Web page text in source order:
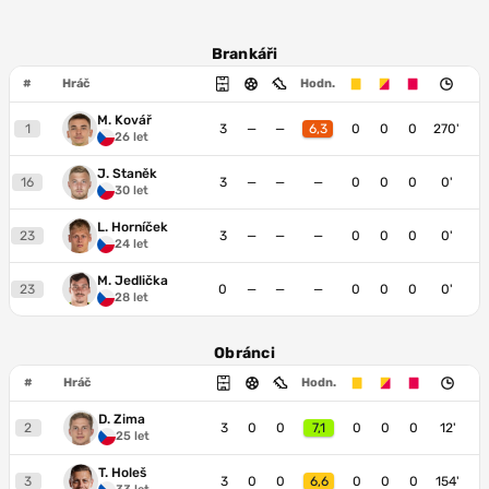
Brankáři
# Hráč Hodn.
1
M. Kovář
26 let
3 — — 6,3 0 0 0 270'
16
J. Staněk
30 let
3 — — — 0 0 0 0'
23
L. Horníček
24 let
3 — — — 0 0 0 0'
23
M. Jedlička
28 let
0 — — — 0 0 0 0'
Obránci
# Hráč Hodn.
2
D. Zima
25 let
3 0 0 7,1 0 0 0 12'
3
T. Holeš
3 0 0 6,6 0 0 0 154'